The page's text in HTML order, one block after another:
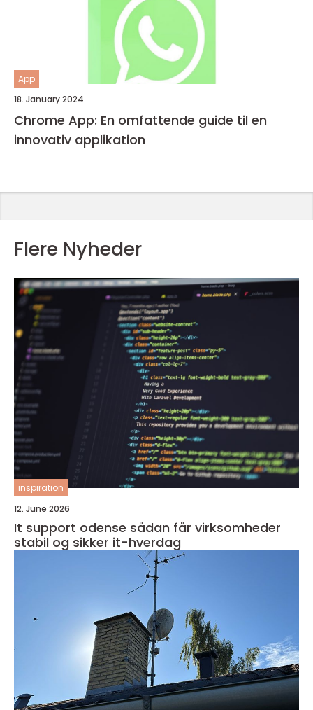
App
18. January 2024
Chrome App: En omfattende guide til en
innovativ applikation
Flere Nyheder
inspiration
12. June 2026
It support odense sådan får virksomheder
stabil og sikker it-hverdag